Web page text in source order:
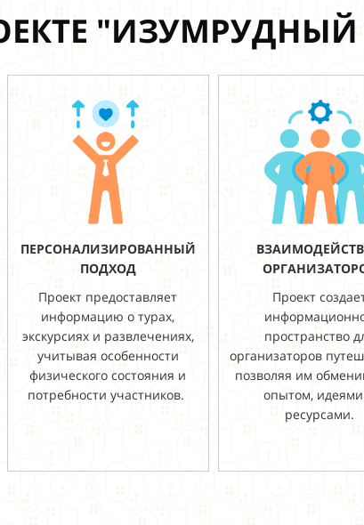
ПЕРСОНАЛИЗИРОВАННЫЙ
ПОДХОД
Проект предоставляет
информацию о турах,
экскурсиях и развлечениях,
учитывая особенности
физического состояния и
потребности участников.
Проект
пространство
организаторов
позволяя им
опытом,
ресурсами.